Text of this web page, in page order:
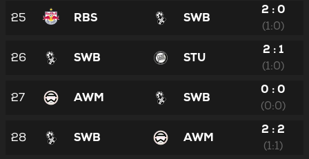
25 RBS SWB
2 : 0
(1:0)
26 SWB STU
2 : 1
(1:0)
27 AWM SWB
0 : 0
(0:0)
28 SWB AWM
2 : 2
(1:1)